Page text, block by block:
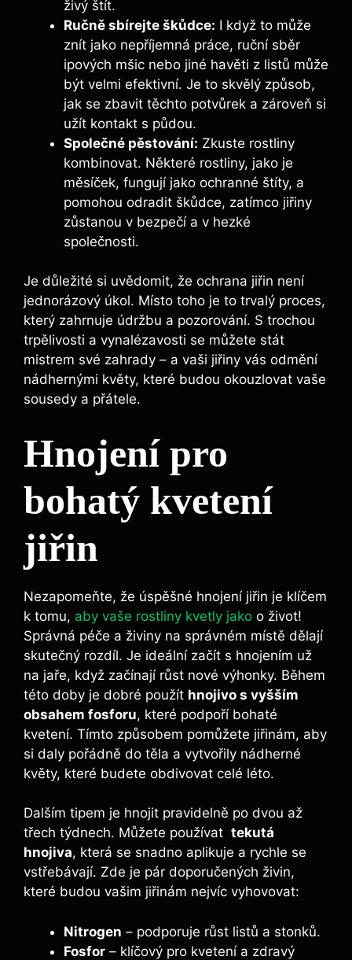
živý ​štít.
Ručně sbírejte škůdce: I když to může
znít jako‌ nepříjemná práce, ruční sběr
ipových mšic nebo jiné havěti z listů⁣ může
být velmi efektivní. Je to ‌skvělý způsob,‌
jak ‍se zbavit těchto potvůrek a zároveň si
užít kontakt s půdou.
Společné pěstování: Zkuste rostliny
kombinovat. Některé rostliny, jako ​je
⁢měsíček, fungují ‌jako ochranné štíty, a
pomohou odradit škůdce, zatímco jiřiny
zůstanou v bezpečí a v hezké
společnosti.
Je důležité si uvědomit, že⁣ ochrana jiřin není
jednorázový⁢ úkol. Místo toho je ‌to trvalý proces,
který zahrnuje údržbu a pozorování. S trochou
trpělivosti a vynalézavosti se můžete stát
mistrem své zahrady – a vaši⁢ jiřiny‍ vás odmění
nádhernými květy, které‌ budou okouzlovat vaše
sousedy a přátele.
Hnojení pro
bohatý kvetení
jiřin
Nezapomeňte, že úspěšné hnojení‌ jiřin je klíčem
​k tomu, aby vaše rostliny kvetly jako o‍ život!
⁣Správná péče a živiny na správném místě dělají
skutečný rozdíl. ⁢Je ideální začít s hnojením už
na jaře, když začínají růst nové výhonky. Během
této doby je dobré použít hnojivo s vyšším
obsahem ⁣fosforu, které podpoří bohaté
kvetení. Tímto ⁣způsobem pomůžete jiřinám, ​aby
si⁢ daly pořádně do těla a ⁤vytvořily nádherné
květy, které budete obdivovat celé léto.
Dalším tipem je hnojit ‍pravidelně po dvou až
třech týdnech. Můžete používat ‌ tekutá
hnojiva, která se snadno aplikuje a ‌rychle se
vstřebávají. Zde je pár ‌doporučených ⁤živin,
které budou vašim jiřinám nejvíc vyhovovat:
Nitrogen – podporuje růst listů a‌ stonků.
Fosfor – klíčový pro kvetení a zdravý